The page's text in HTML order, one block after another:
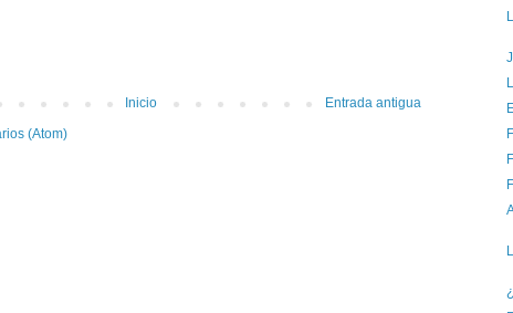
Entrada antigua
Inicio
(Atom)